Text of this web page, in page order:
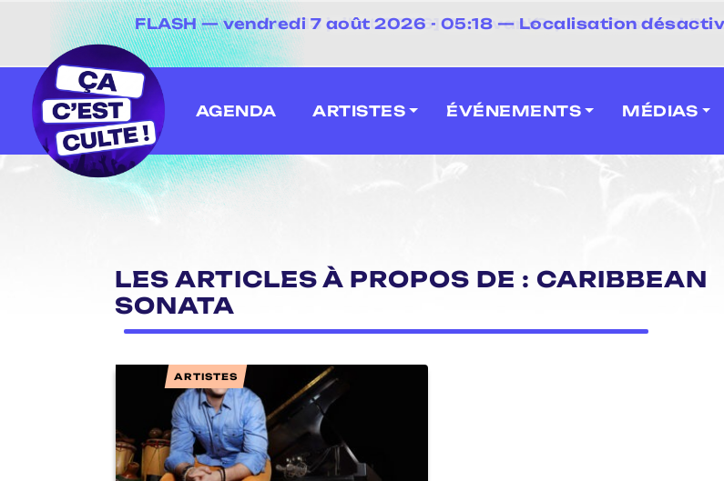
⚡
FLASH — vendredi 7 août 2026 - 05:18 — Localisation
[20 juin au 13 juillet 2026] Caravan' Square Festival
AGENDA ARTISTES ÉVÉNEMENTS MÉDIAS
LES ARTICLES À PROPOS DE : CARIBBEAN
SONATA
ARTISTES